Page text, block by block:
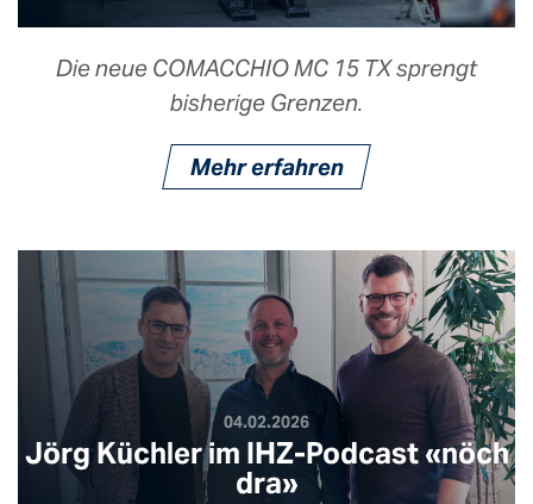
Die neue COMACCHIO MC 15 TX sprengt
bisherige Grenzen.
Mehr erfahren
04.02.2026
Jörg Küchler im IHZ-Podcast «nöch
dra»